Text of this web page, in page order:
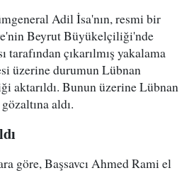
Adil İsa'nın, resmi bir
Beyrut Büyükelçiliği'nde
tarafından çıkarılmış yakalama
üzerine durumun Lübnan
aktarıldı. Bunun üzerine Lübnan
aldı.
göre, Başsavcı Ahmed Rami el